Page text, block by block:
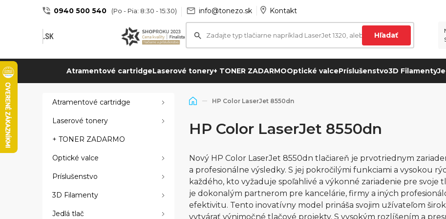
0940 500 540 (Po - Pia: 8:30 - 15:30) info@tonezo.sk Kontakt
Hľadať
Atramentové cartridgeLaserové tonery+ TONER ZADARMOOptické valcePríslušenstvo3D Filamenty
Atramentové cartridge
Laserové tonery
+ TONER ZADARMO
Optické valce
Príslušenstvo
3D Filamenty
Jedlá tlač
HP Color LaserJet 8550dn
HP Color LaserJet 8550dn
Nový HP Color LaserJet 8550dn tlačiareň je prvotriednym
a profesionálne výsledky. S jej pokročilými funkciami a vysokou
každého, kto vyžaduje spoľahlivé a výkonné zariadenie pre svoje
je dokonalým partnerom pre kancelárie, firmy a iných
efektivitu. Tento inovatívny model prináša svojim užívateľom
vytvárať výnimočné tlačové projekty. S vysokým rozlíšením a